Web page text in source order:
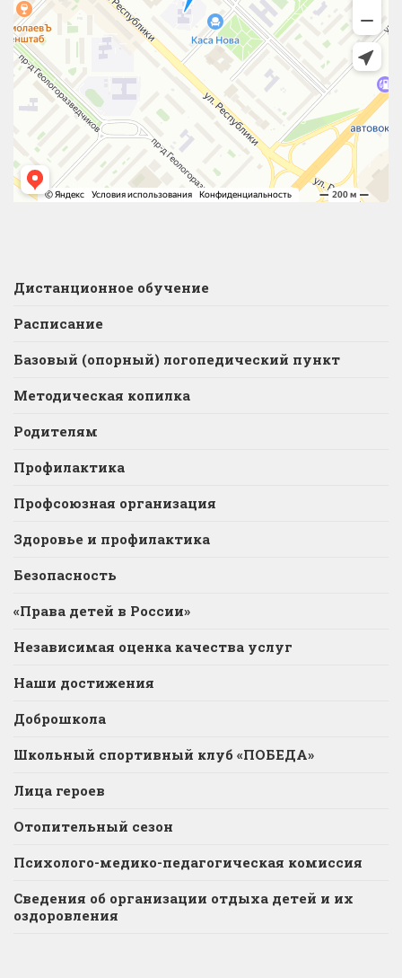
Дистанционное обучение
Расписание
Базовый (опорный) логопедический пункт
Методическая копилка
Родителям
Профилактика
Профсоюзная организация
Здоровье и профилактика
Безопасность
«Права детей в России»
Независимая оценка качества услуг
Наши достижения
Доброшкола
Школьный спортивный клуб «ПОБЕДА»
Лица героев
Отопительный сезон
Психолого-медико-педагогическая комиссия
Сведения об организации отдыха детей и их
оздоровления